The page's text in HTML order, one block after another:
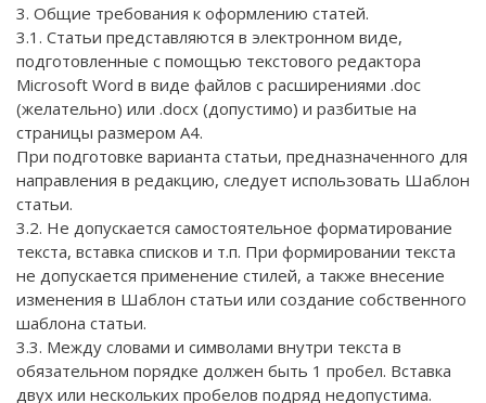
3. Общие требования к оформлению статей.
3.1. Статьи представляются в электронном виде,
подготовленные с помощью текстового редактора
Microsoft Word в виде файлов с расширениями .doc
(желательно) или .docx (допустимо) и разбитые на
страницы размером А4.
При подготовке варианта статьи, предназначенного для
направления в редакцию, следует использовать Шаблон
статьи.
3.2. Не допускается самостоятельное форматирование
текста, вставка списков и т.п. При формировании текста
не допускается применение стилей, а также внесение
изменения в Шаблон статьи или создание собственного
шаблона статьи.
3.3. Между словами и символами внутри текста в
обязательном порядке должен быть 1 пробел. Вставка
двух или нескольких пробелов подряд недопустима.